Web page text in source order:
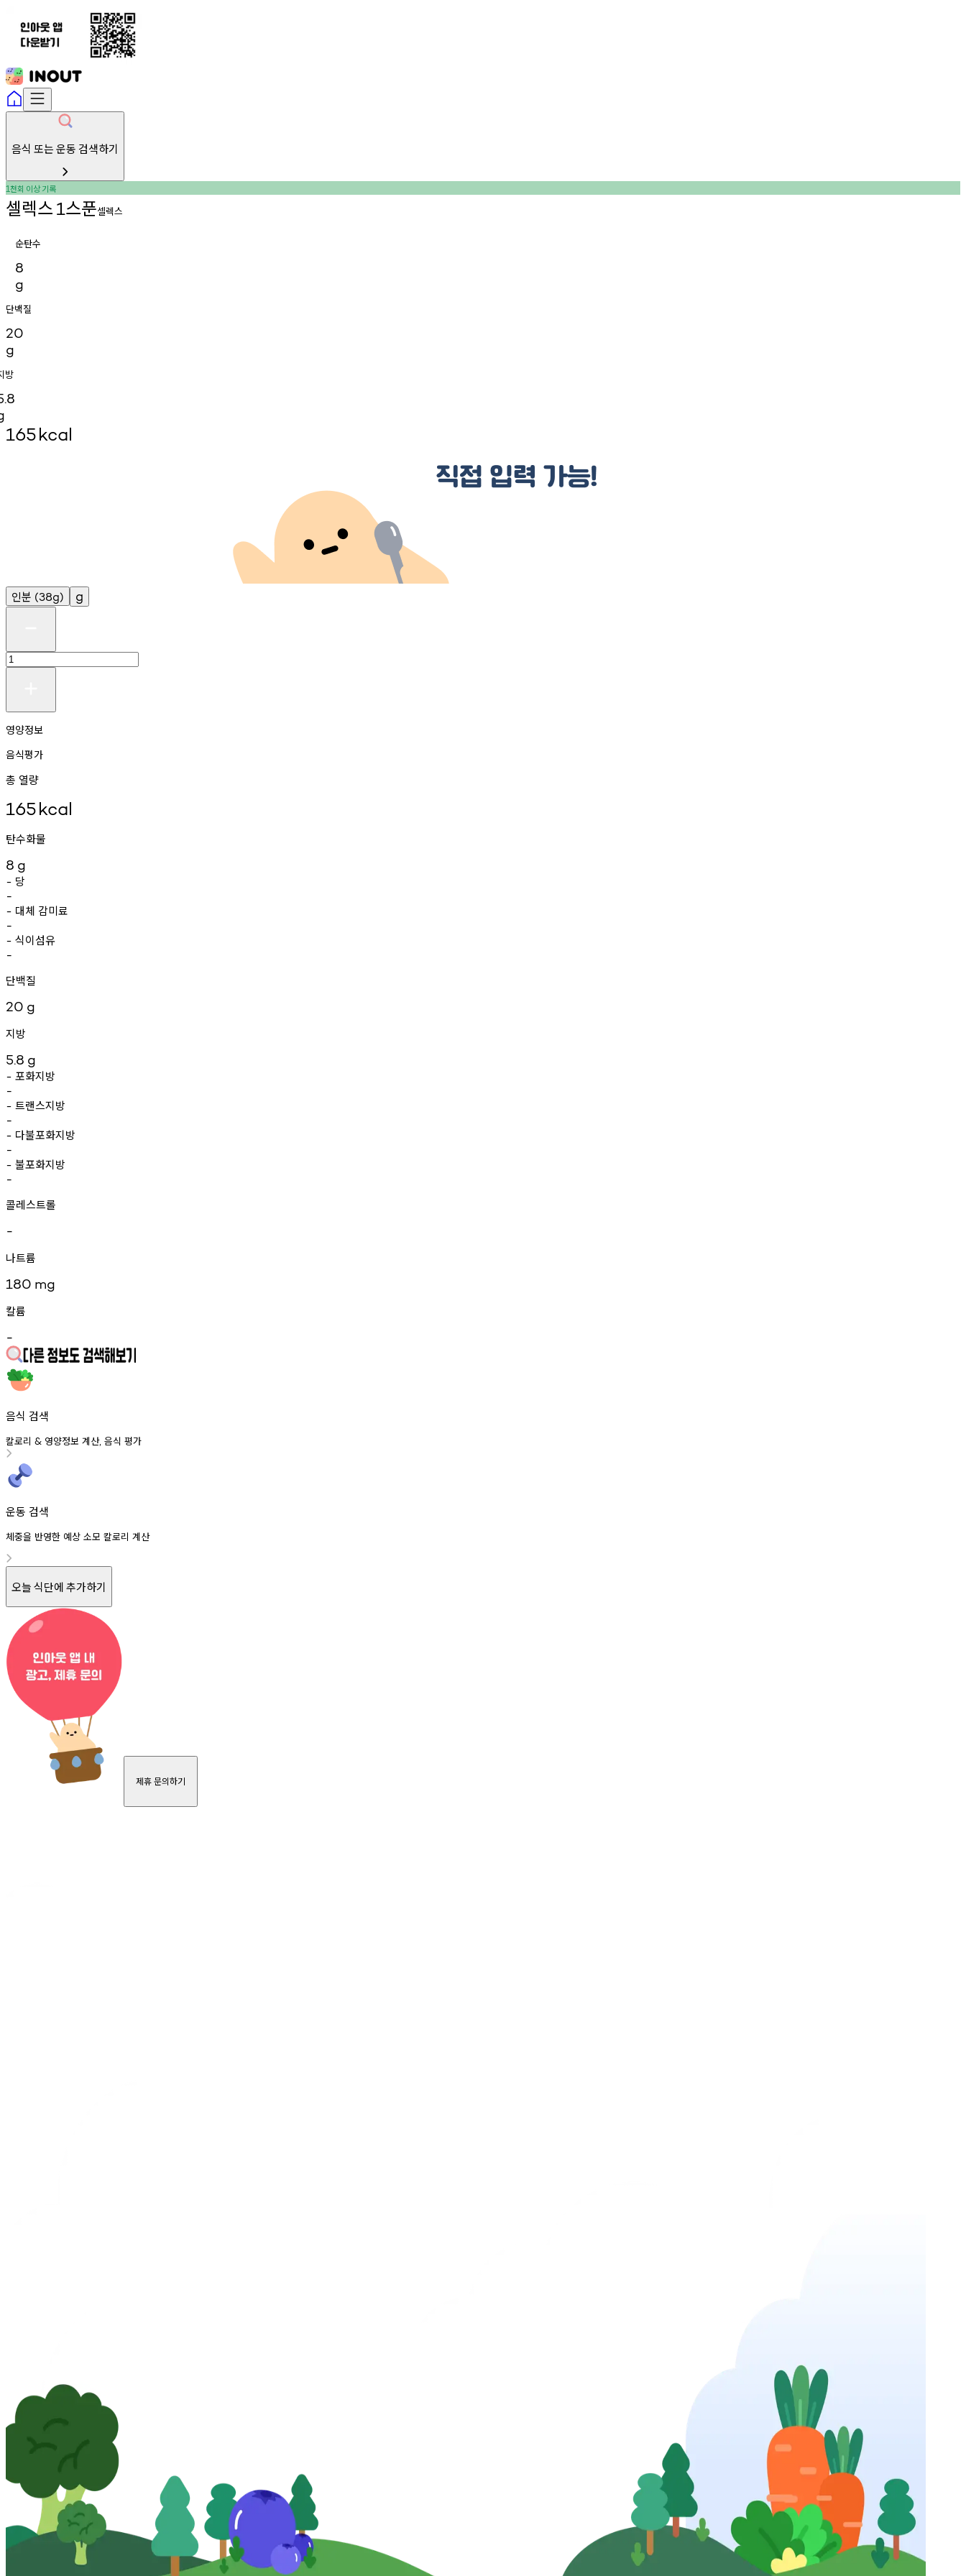
음식 또는 운동 검색하기
1천회 이상기록
셀렉스1스푼셀렉스
순탄수
8
g
단백질
20
g
방
165kcal
인분 (38g) g
영양정보
음식평가
총 열량
165kcal
탄수화물
8 g
- 당
-
- 대체 감미료
-
- 식이섬유
-
단백질
20 g
지방
5.8 g
- 포화지방
-
- 트랜스지방
-
- 다불포화지방
-
- 불포화지방
-
콜레스트롤
-
나트륨
180 mg
칼륨
-
음식 검색
칼로리 & 영양정보 계산, 음식 평가
운동 검색
체중을 반영한 예상 소모 칼로리 계산
오늘 식단에 추가하기
제휴 문의하기